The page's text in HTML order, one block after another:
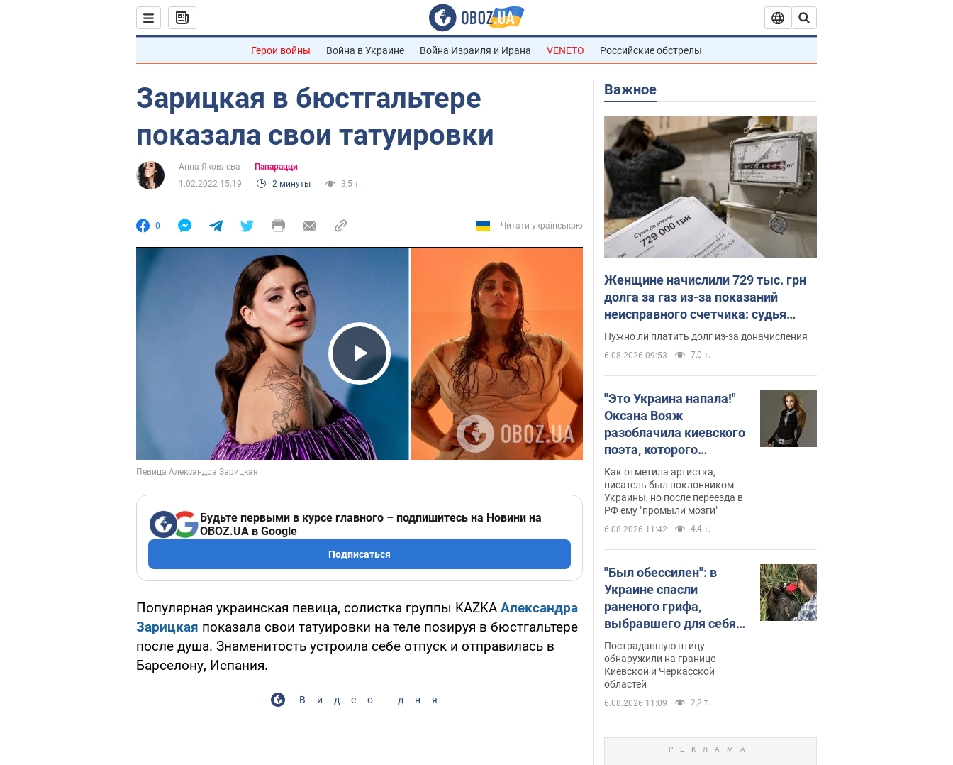
Герои войны Война в Украине Война Израиля и Ирана VENETO Российские обстрелы
Зарицкая в бюстгальтере
показала свои татуировки
Анна Яковлева
Папарацци
1.02.2022 15:19
2 минуты 3,5 т.
0 Читати українською
Play Video
Будьте первыми в курсе главного – подпишитесь на Новини на
OBOZ.UA в Google
Подписаться
Популярная украинская певица, солистка группы KAZKA Александра
Зарицкая показала свои татуировки на теле позируя в бюстгальтере
после душа. Знаменитость устроила себе отпуск и отправилась в
Барселону, Испания.
Видео дня
Важное
Женщине начислили 729 тыс. грн
долга за газ из-за показаний
неисправного счетчика: судья
вынес неожиданное решение
Нужно ли платить долг из-за доначисления
6.08.2026 09:53 7,0 т.
"Это Украина напала!"
Оксана Вояж
разоблачила киевского
поэта, которого
"зазомбировали": он
даже русского не знал,
а теперь хочет
геноцида украинцев
Как отметила артистка,
писатель был поклонником
Украины, но после переезда в
РФ ему "промыли мозги"
6.08.2026 11:42 4,4 т.
"Был обессилен": в
Украине спасли
раненого грифа,
выбравшего для себя
нетипичный маршрут.
Фото
Пострадавшую птицу
обнаружили на границе
Киевской и Черкасской
областей
6.08.2026 11:09 2,2 т.